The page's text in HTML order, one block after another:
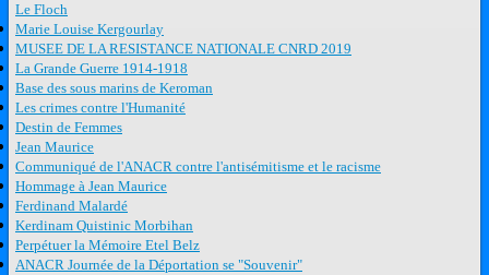
Le Floch
Marie Louise Kergourlay
MUSEE DE LA RESISTANCE NATIONALE CNRD 2019
La Grande Guerre 1914-1918
Base des sous marins de Keroman
Les crimes contre l'Humanité
Destin de Femmes
Jean Maurice
Communiqué de l'ANACR contre l'antisémitisme et le racisme
Hommage à Jean Maurice
Ferdinand Malardé
Kerdinam Quistinic Morbihan
Perpétuer la Mémoire Etel Belz
ANACR Journée de la Déportation se "Souvenir"